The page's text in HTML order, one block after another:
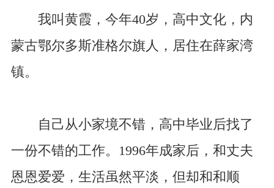
我叫黄霞，今年40岁，高中文化，内
蒙古鄂尔多斯准格尔旗人，居住在薛家湾
镇。
自己从小家境不错，高中毕业后找了
一份不错的工作。1996年成家后，和丈夫
恩恩爱爱，生活虽然平淡，但却和和顺